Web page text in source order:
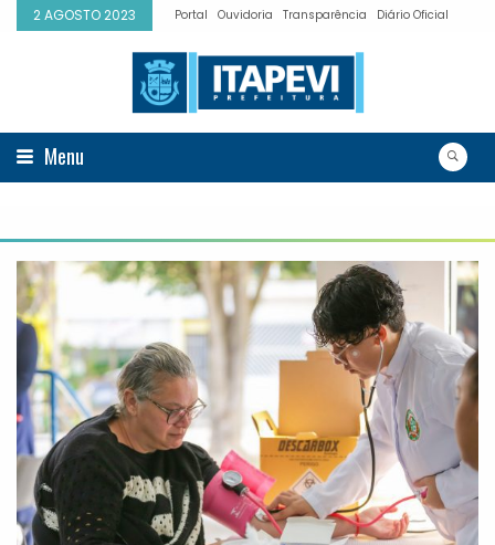
2 AGOSTO 2023 Portal Ouvidoria Transparência Diário Oficial
Menu